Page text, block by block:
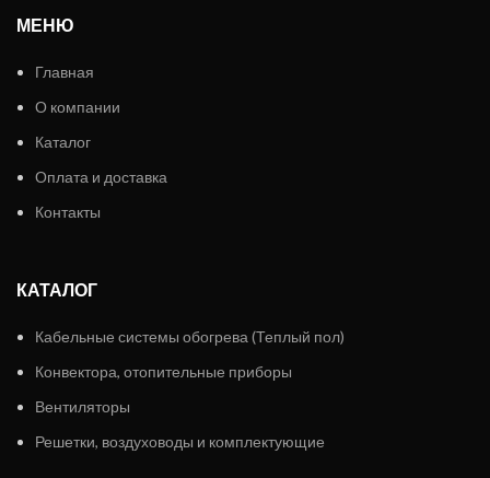
МЕНЮ
Главная
О компании
Каталог
Оплата и доставка
Контакты
КАТАЛОГ
Кабельные системы обогрева (Теплый пол)
Конвектора, отопительные приборы
Вентиляторы
Решетки, воздуховоды и комплектующие